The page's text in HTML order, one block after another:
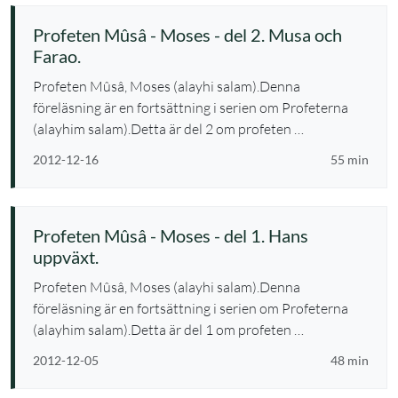
Profeten Mûsâ - Moses - del 2. Musa och
Farao.
Profeten Mûsâ, Moses (alayhi salam).Denna
föreläsning är en fortsättning i serien om Profeterna
(alayhim salam).Detta är del 2 om profeten …
2012-12-16 55 min
Profeten Mûsâ - Moses - del 1. Hans
uppväxt.
Profeten Mûsâ, Moses (alayhi salam).Denna
föreläsning är en fortsättning i serien om Profeterna
(alayhim salam).Detta är del 1 om profeten …
2012-12-05 48 min